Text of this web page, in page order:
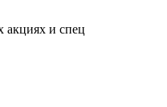
акциях и спец